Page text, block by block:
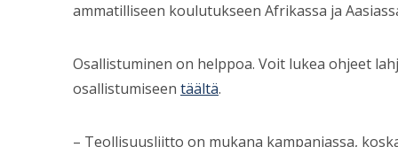
ammatilliseen koulutukseen Afrikassa ja
Osallistuminen on helppoa. Voit lukea ohjeet
osallistumiseen täältä.
– Teollisuusliitto on mukana kampanjassa,